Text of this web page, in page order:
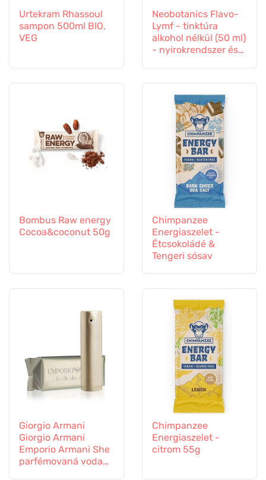
Urtekram Rhassoul
sampon 500ml BIO,
VEG
Neobotanics Flavo-
Lymf - tinktúra
alkohol nélkül (50 ml)
- nyirokrendszer és
Bombus Raw energy
Cocoa&coconut 50g
Chimpanzee
Energiaszelet -
Étcsokoládé &
Tengeri sósav
Giorgio Armani
Giorgio Armani
Emporio Armani She
parfémovaná voda
Chimpanzee
Energiaszelet -
citrom 55g